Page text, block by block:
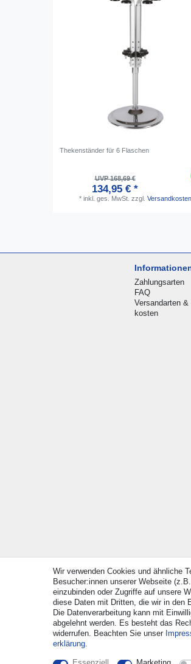
Thekenständer für 6 Flaschen
UVP 168,69 €
134,95 € *
* inkl. ges. MwSt. zzgl. Versandkosten
Zahlungsarten
FAQ
Versandarten &
kosten
© Copyright 2026 |
Wir verwenden Cookies und ähnliche
Besucher:innen unserer Webseite
einzubinden oder Zugriffe auf unsere
diese Daten mit Dritten, die wir in den
Die Datenverarbeitung kann mit
abgelehnt werden. Es besteht das
widerrufen. Beachten Sie unser
erklärung.